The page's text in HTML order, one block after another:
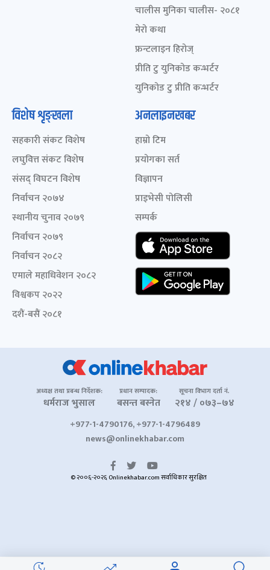
चालीस मुनिका चालीस- २०८१
मेरो कथा
फ्रन्टलाइन हिरोज्
प्रीति टु युनिकोड कन्भर्टर
युनिकोड टु प्रीति कन्भर्टर
विशेष शृङ्खला
सहकारी संकट विशेष
लघुवित्त संकट विशेष
संसद् विघटन विशेष
निर्वाचन २०७४
स्थानीय चुनाव २०७९
निर्वाचन २०७९
निर्वाचन २०८२
एमाले महाधिवेशन २०८२
विश्वकप २०२२
दशैं-बसैं २०८१
अनलाइनखबर
हाम्रो टिम
प्रयोगका सर्त
विज्ञापन
प्राइभेसी पोलिसी
सम्पर्क
अध्यक्ष तथा प्रबन्ध निर्देशक:
धर्मराज भुसाल
प्रधान सम्पादक:
बसन्त बस्नेत
सूचना विभाग दर्ता नं.
२१४ / ०७३–७४
+977-1-4790176, +977-1-4796489
news@onlinekhabar.com
© २००६-२०२६ Onlinekhabar.com सर्वाधिकार सुरक्षित